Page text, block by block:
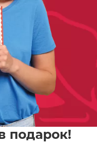
подарок!